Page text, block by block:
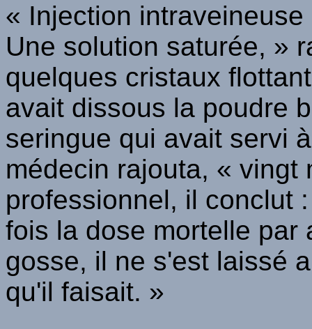
« Injection
Une solution saturée, »
quelques cristaux
avait dissous la poudre
seringue qui avait servi
médecin rajouta, « vingt
professionnel, il conclut
fois la dose mortelle par
gosse, il ne s'est laissé
qu'il faisait. »